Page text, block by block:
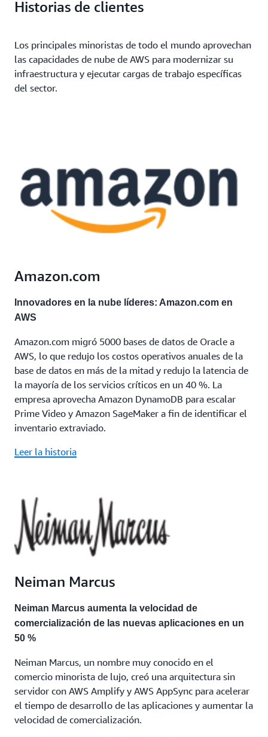
artificial para mejorar la gestión del inventario, la
Historias de clientes
Los principales minoristas de todo el mundo aprovechan
las capacidades de nube de AWS para modernizar su
infraestructura y ejecutar cargas de trabajo específicas
del sector.
Amazon.com
Innovadores en la nube líderes: Amazon.com en
AWS
Amazon.com migró 5000 bases de datos de Oracle a
AWS, lo que redujo los costos operativos anuales de la
base de datos en más de la mitad y redujo la latencia de
la mayoría de los servicios críticos en un 40 %. La
empresa aprovecha Amazon DynamoDB para escalar
Prime Video y Amazon SageMaker a fin de identificar el
inventario extraviado.
Leer la historia
Neiman Marcus
Neiman Marcus aumenta la velocidad de
comercialización de las nuevas aplicaciones en un
50 %
Neiman Marcus, un nombre muy conocido en el
comercio minorista de lujo, creó una arquitectura sin
servidor con AWS Amplify y AWS AppSync para acelerar
el tiempo de desarrollo de las aplicaciones y aumentar la
velocidad de comercialización.